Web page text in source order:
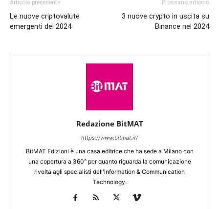
Articolo precedente
Le nuove criptovalute
emergenti del 2024
Prossimo articolo
3 nuove crypto in uscita su
Binance nel 2024
Redazione BitMAT
https://www.bitmat.it/
BitMAT Edizioni è una casa editrice che ha sede a Milano con
una copertura a 360° per quanto riguarda la comunicazione
rivolta agli specialisti dell'lnformation & Communication
Technology.